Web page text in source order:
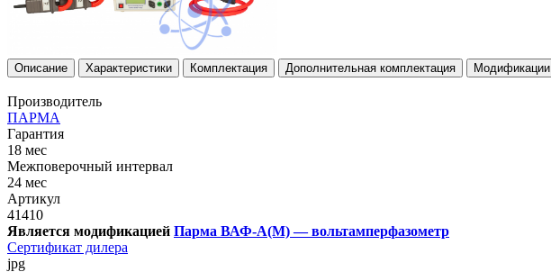
Описание Характеристики Комплектация Дополнительная комплектация Модификации
Производитель
ПAРМА
Гарантия
18 мес
Межповерочный интервал
24 мес
Артикул
41410
Является модификацией Парма ВАФ-А(М) — вольтамперфазометр
Сертификат дилера
jpg